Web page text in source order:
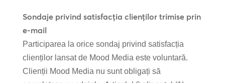
Sondaje privind satisfacția clienților trimise prin
e-mail
Participarea la orice sondaj privind satisfacția
clienților lansat de Mood Media este voluntară.
Clienții Mood Media nu sunt obligați să